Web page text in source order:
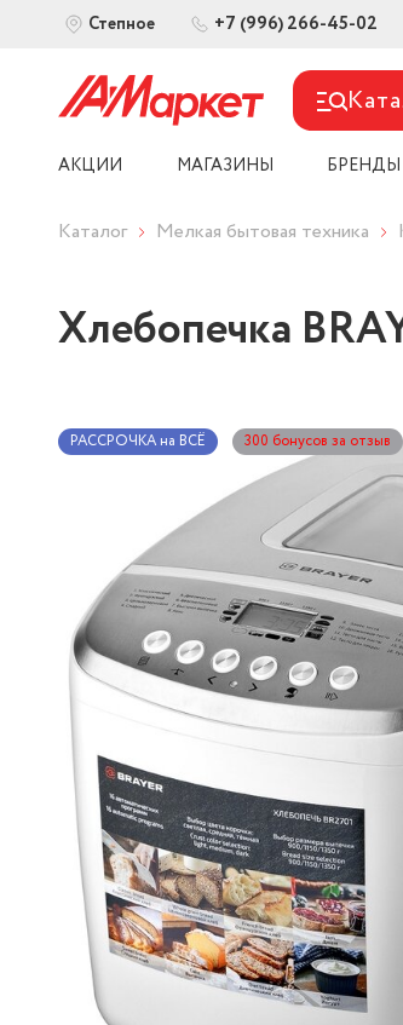
Степное +7 (996) 266-45-02
АКЦИИ МАГАЗИНЫ БРЕНДЫ
Каталог Мелкая бытовая техника
Хлебопечка
РАССРОЧКА на ВСЁ 300 бонусов за отзыв